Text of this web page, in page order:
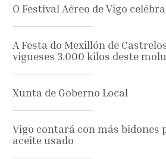
O Festival Aéreo de Vigo
A Festa do Mexillón de
vigueses 3.000 kilos deste
Xunta de Goberno Local
Vigo contará con más bidones
aceite usado